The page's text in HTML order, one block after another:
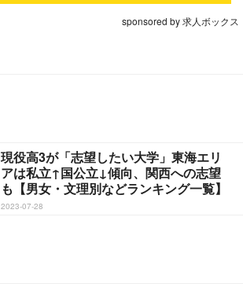
sponsored by 求人ボックス
現役高3が「志望したい大学」東海エリ
アは私立↑国公立↓傾向、関西への志望
も【男女・文理別などランキング一覧】
2023-07-28